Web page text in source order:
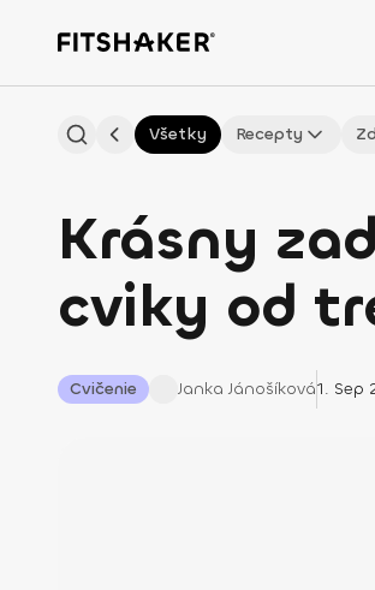
Všetky Recepty
Krásny
cviky od
Cvičenie Janka Jánošíková1. Sep